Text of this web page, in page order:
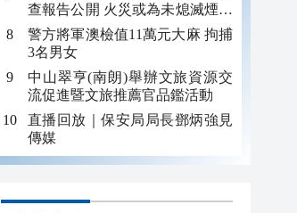
查報告公開 火災或為未熄滅煙頭
引發
警方將軍澳檢值11萬元大麻 拘捕
3名男女
中山翠亨(南朗)舉辦文旅資源交
流促進暨文旅推薦官品鑑活動
直播回放｜保安局局長鄧炳強見
傳媒